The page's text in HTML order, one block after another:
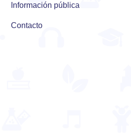
Información pública
Contacto